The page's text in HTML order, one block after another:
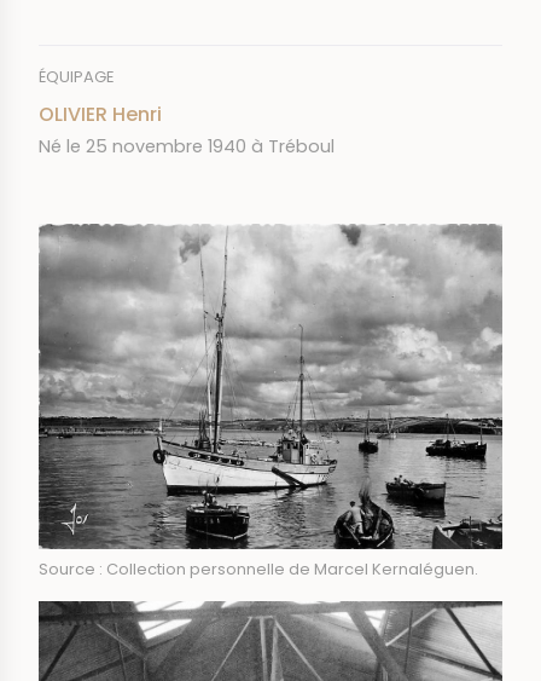
ÉQUIPAGE
OLIVIER Henri
Né le 25 novembre 1940 à Tréboul
IMAGE
Source : Collection personnelle de Marcel Kernaléguen.